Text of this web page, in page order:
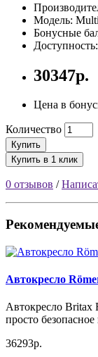
Модель:
Бонусные
30347р.
Цена в
Количество
Купить
Купить в 1 клик
0 отзывов /
Автокресло
Автокресло Britax
просто
36293р.